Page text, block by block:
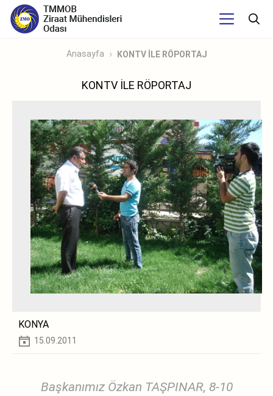
Anasayfa KONTV İLE RÖPORTAJ
KONTV İLE RÖPORTAJ
KONYA
15.09.2011
Başkanımız Özkan TAŞPINAR, 8-10